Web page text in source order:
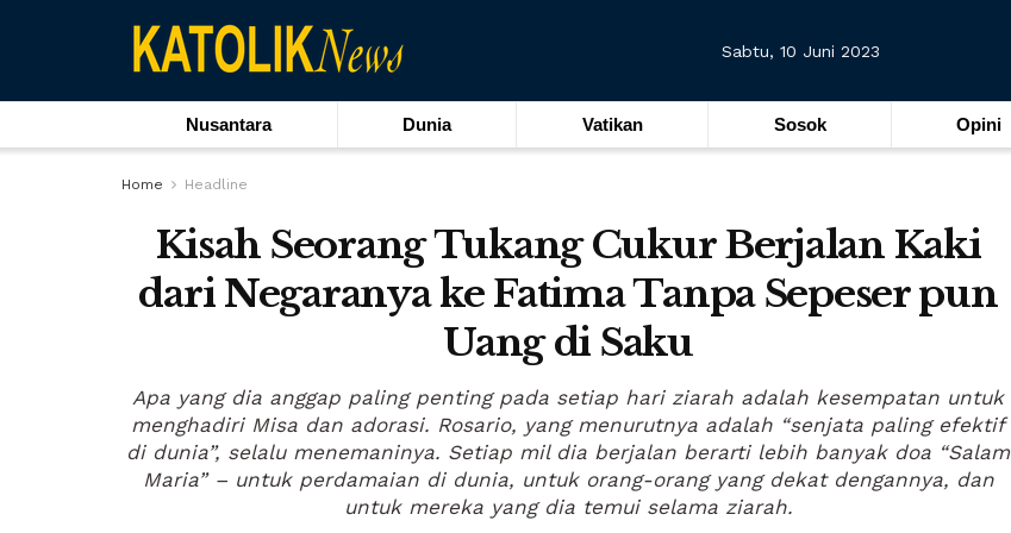
Sabtu, 10 Juni 2023
Nusantara Dunia Vatikan Sosok Opini
Home Headline
Kisah Seorang Tukang Cukur Berjalan Kaki
dari Negaranya ke Fatima Tanpa Sepeser pun
Uang di Saku
Apa yang dia anggap paling penting pada setiap hari ziarah adalah kesempatan untuk
menghadiri Misa dan adorasi. Rosario, yang menurutnya adalah “senjata paling efektif
di dunia”, selalu menemaninya. Setiap mil dia berjalan berarti lebih banyak doa “Salam
Maria” – untuk perdamaian di dunia, untuk orang-orang yang dekat dengannya, dan
untuk mereka yang dia temui selama ziarah.